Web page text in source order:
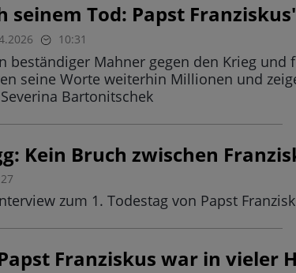
seinem Tod: Papst
10:31
beständiger Mahner gegen den Krieg
seine Worte weiterhin Millionen und
Bartonitschek
Kein Bruch zwischen
zum 1. Todestag von Papst
Franziskus war in vieler